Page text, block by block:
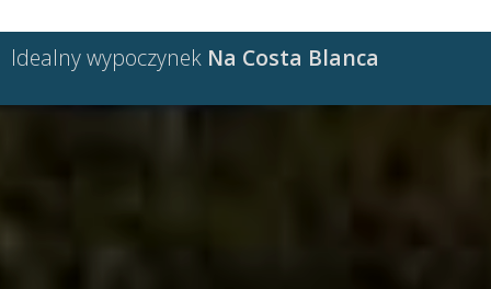
Idealny wypoczynek Na Costa Blanca